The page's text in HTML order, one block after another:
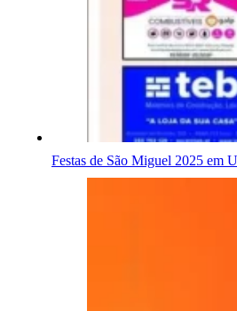
Festas de São Miguel 2025 em